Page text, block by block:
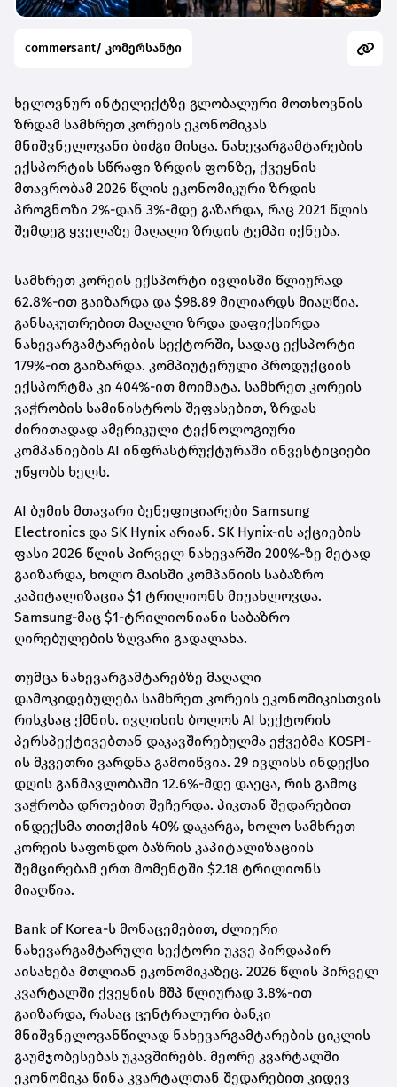
commersant/ კომერსანტი
ხელოვნურ ინტელექტზე გლობალური მოთხოვნის
ზრდამ სამხრეთ კორეის ეკონომიკას
მნიშვნელოვანი ბიძგი მისცა. ნახევარგამტარების
ექსპორტის სწრაფი ზრდის ფონზე, ქვეყნის
მთავრობამ 2026 წლის ეკონომიკური ზრდის
პროგნოზი 2%-დან 3%-მდე გაზარდა, რაც 2021 წლის
შემდეგ ყველაზე მაღალი ზრდის ტემპი იქნება.
სამხრეთ კორეის ექსპორტი ივლისში წლიურად
62.8%-ით გაიზარდა და $98.89 მილიარდს მიაღწია.
განსაკუთრებით მაღალი ზრდა დაფიქსირდა
ნახევარგამტარების სექტორში, სადაც ექსპორტი
179%-ით გაიზარდა. კომპიუტერული პროდუქციის
ექსპორტმა კი 404%-ით მოიმატა. სამხრეთ კორეის
ვაჭრობის სამინისტროს შეფასებით, ზრდას
ძირითადად ამერიკული ტექნოლოგიური
კომპანიების AI ინფრასტრუქტურაში ინვესტიციები
უწყობს ხელს.
AI ბუმის მთავარი ბენეფიციარები Samsung
Electronics და SK Hynix არიან. SK Hynix-ის აქციების
ფასი 2026 წლის პირველ ნახევარში 200%-ზე მეტად
გაიზარდა, ხოლო მაისში კომპანიის საბაზრო
კაპიტალიზაცია $1 ტრილიონს მიუახლოვდა.
Samsung-მაც $1-ტრილიონიანი საბაზრო
ღირებულების ზღვარი გადალახა.
თუმცა ნახევარგამტარებზე მაღალი
დამოკიდებულება სამხრეთ კორეის ეკონომიკისთვის
რისკსაც ქმნის. ივლისის ბოლოს AI სექტორის
პერსპექტივებთან დაკავშირებულმა ეჭვებმა KOSPI-
ის მკვეთრი ვარდნა გამოიწვია. 29 ივლისს ინდექსი
დღის განმავლობაში 12.6%-მდე დაეცა, რის გამოც
ვაჭრობა დროებით შეჩერდა. პიკთან შედარებით
ინდექსმა თითქმის 40% დაკარგა, ხოლო სამხრეთ
კორეის საფონდო ბაზრის კაპიტალიზაციის
შემცირებამ ერთ მომენტში $2.18 ტრილიონს
მიაღწია.
Bank of Korea-ს მონაცემებით, ძლიერი
ნახევარგამტარული სექტორი უკვე პირდაპირ
აისახება მთლიან ეკონომიკაზეც. 2026 წლის პირველ
კვარტალში ქვეყნის მშპ წლიურად 3.8%-ით
გაიზარდა, რასაც ცენტრალური ბანკი
მნიშვნელოვანწილად ნახევარგამტარების ციკლის
გაუმჯობესებას უკავშირებს. მეორე კვარტალში
ეკონომიკა წინა კვარტალთან შედარებით კიდევ